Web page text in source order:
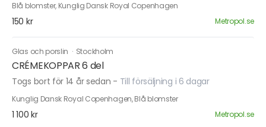
Blå blomster, Kunglig Dansk Royal Copenhagen
150 kr Metropol.se
Glas och porslin · Stockholm
CRÉMEKOPPAR 6 del
Togs bort för 14 år sedan - Till försäljning i 6 dagar
Kunglig Dansk Royal Copenhagen, Blå blomster
1 100 kr Metropol.se